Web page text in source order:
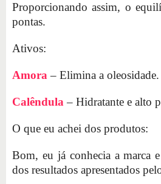
Proporcionando assim, o
pontas.
Ativos:
Amora – Elimina a oleosidade.
Calêndula – Hidratante e alto
O que eu achei dos produtos:
Bom, eu já conhecia a marca
dos resultados apresentados